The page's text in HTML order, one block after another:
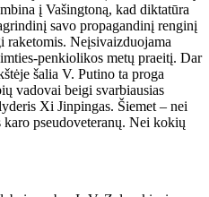
į Vašingtoną, kad diktatūra
savo propagandinį renginį
raketomis. Neįsivaizduojama
penkiolikos metų praeitį. Dar
šalia V. Putino ta proga
vadovai beigi svarbiausias
Xi Jinpingas. Šiemet – nei
pseudoveteranų. Nei kokių